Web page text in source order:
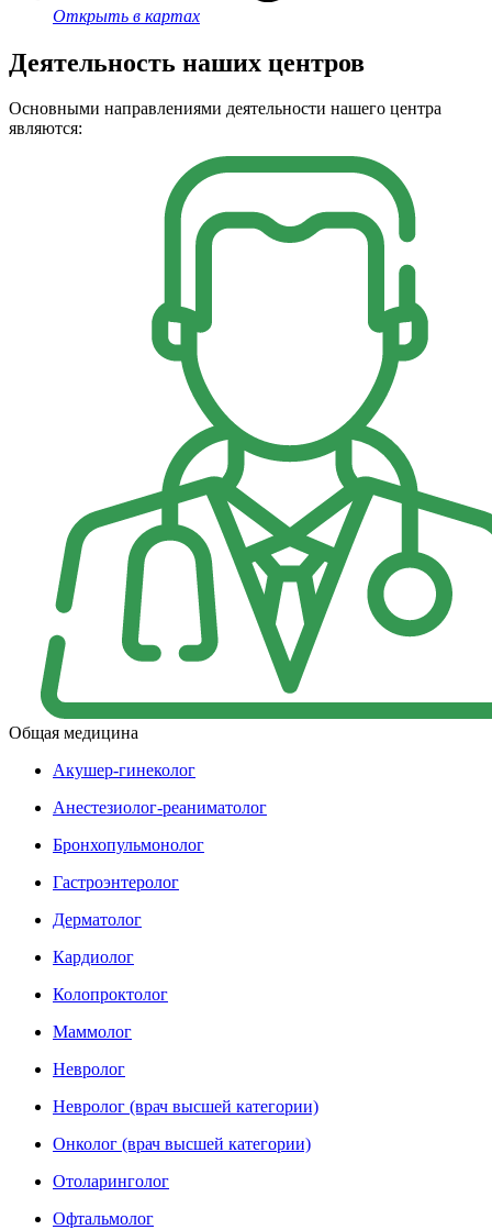
Открыть в картах
Деятельность наших центров
Основными направлениями деятельности нашего центра
являются:
Общая медицина
Акушер-гинеколог
Анестезиолог-реаниматолог
Бронхопульмонолог
Гастроэнтеролог
Дерматолог
Кардиолог
Колопроктолог
Маммолог
Невролог
Невролог (врач высшей категории)
Онколог (врач высшей категории)
Отоларинголог
Офтальмолог